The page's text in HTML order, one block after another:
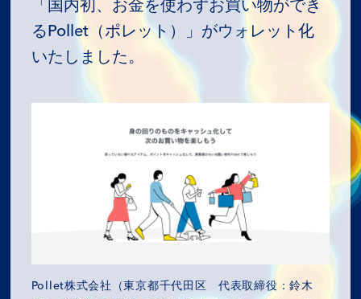
「国内初、お金を使わずお買い物ができ
るPollet（ポレット）」がウォレット化
いたしました。
Pollet株式会社（東京都千代田区 代表取締役：鈴木